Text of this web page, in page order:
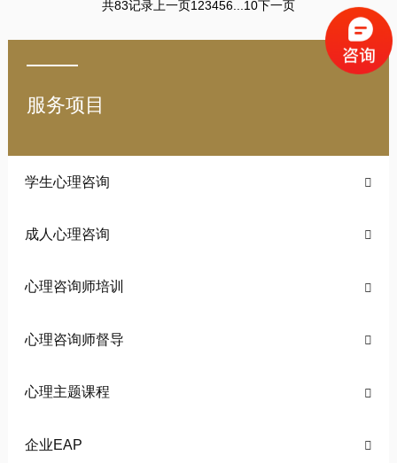
服务项目
学生心理咨询 
成人心理咨询 
心理咨询师培训 
心理咨询师督导 
心理主题课程 
企业EAP 
共83记录 上一页123456...10下一页